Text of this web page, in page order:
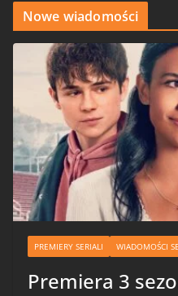
Nowe wiadomości
PREMIERY SERIALI WIADOMOŚCI
Premiera 3